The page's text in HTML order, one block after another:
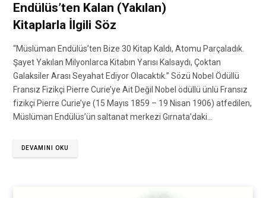
Endülüs’ten Kalan (Yakılan)
Kitaplarla İlgili Söz
“Müslüman Endülüs’ten Bize 30 Kitap Kaldı, Atomu Parçaladık.
Şayet Yakılan Milyonlarca Kitabın Yarısı Kalsaydı, Çoktan
Galaksiler Arası Seyahat Ediyor Olacaktık.” Sözü Nobel Ödüllü
Fransız Fizikçi Pierre Curie’ye Ait Değil Nobel ödüllü ünlü Fransız
fizikçi Pierre Curie’ye (15 Mayıs 1859 – 19 Nisan 1906) atfedilen,
Müslüman Endülüs’ün saltanat merkezi Gırnata’daki…
DEVAMINI OKU